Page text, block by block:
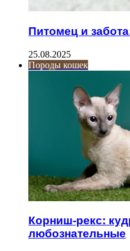
Питомец и
25.08.2025
Породы кошек
Корниш-рекс:
любознательные